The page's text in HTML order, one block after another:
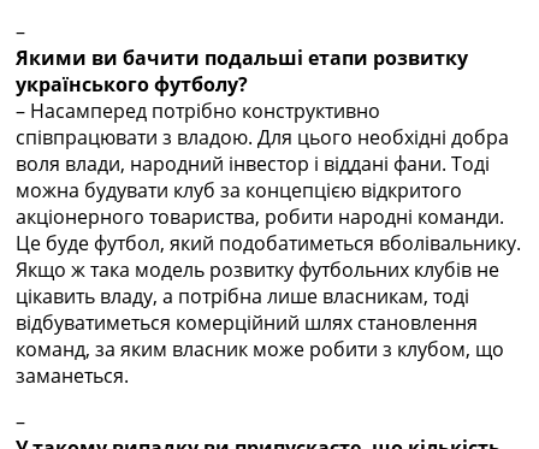
–
Якими ви бачити подальші етапи розвитку
українського футболу?
– Насамперед потрібно конструктивно
співпрацювати з владою. Для цього необхідні добра
воля влади, народний інвестор і віддані фани. Тоді
можна будувати клуб за концепцією відкритого
акціонерного товариства, робити народні команди.
Це буде футбол, який подобатиметься вболівальнику.
Якщо ж така модель розвитку футбольних клубів не
цікавить владу, а потрібна лише власникам, тоді
відбуватиметься комерційний шлях становлення
команд, за яким власник може робити з клубом, що
заманеться.
–